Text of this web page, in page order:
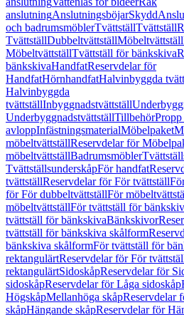
anslutningAnslutningsböjarSkydd
och badrumsmöblerTvättställTvättställ
TvättställDubbeltvättställMöbeltvättställ
MöbeltvättställTvättställ för bänkskiva
bänkskivaHandfatReservdelar för
HandfatHörnhandfatHalvinbyggda
Halvinbyggda
tvättställInbyggnadstvättställ
UnderbyggnadstvättställTillbehör
avloppInfästningsmaterialMöbelpaket
möbeltvättställReservdelar för
möbeltvättställBadrumsmöbler
TvättställsunderskåpFör handfat
tvättställReservdelar för För tvättställ
för För dubbeltvättställFör
möbeltvättställFör tvättställ för
tvättställ för bänkskivaBänkskivor
tvättställ för bänkskiva skålform
bänkskiva skålformFör tvättställ för
rektangulärtReservdelar för För
rektangulärtSidoskåpReservdelar för
sidoskåpReservdelar för Låga sidoskåp
HögskåpMellanhöga skåpReservdelar
skåpHängande skåpReservdelar för